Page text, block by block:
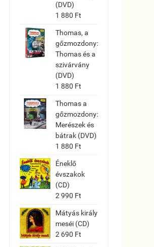
(DVD)
1 880 Ft
Thomas, a
gőzmozdony:
Thomas és a
szivárvány
(DVD)
1 880 Ft
Thomas a
gőzmozdony:
Merészek és
bátrak (DVD)
1 880 Ft
Éneklő
évszakok
(CD)
2 990 Ft
Mátyás király
meséi (CD)
2 690 Ft